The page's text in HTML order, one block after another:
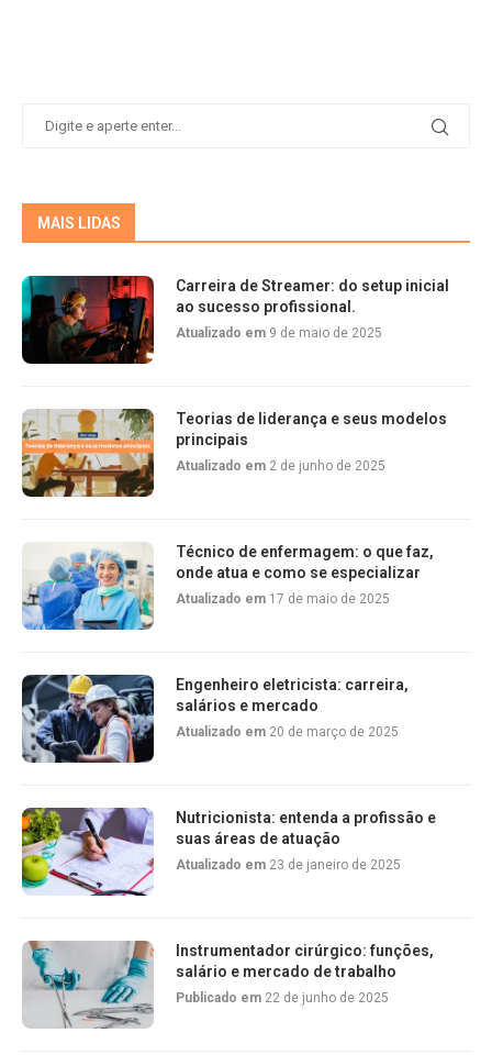
MAIS LIDAS
Carreira de Streamer: do setup inicial
ao sucesso profissional.
Atualizado em 9 de maio de 2025
Teorias de liderança e seus modelos
principais
Atualizado em 2 de junho de 2025
Técnico de enfermagem: o que faz,
onde atua e como se especializar
Atualizado em 17 de maio de 2025
Engenheiro eletricista: carreira,
salários e mercado
Atualizado em 20 de março de 2025
Nutricionista: entenda a profissão e
suas áreas de atuação
Atualizado em 23 de janeiro de 2025
Instrumentador cirúrgico: funções,
salário e mercado de trabalho
Publicado em 22 de junho de 2025